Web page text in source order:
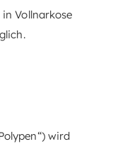
Vollnarkose
wird